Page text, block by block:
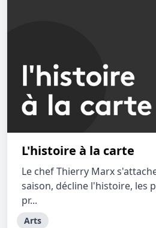
L'histoire à la carte
Le chef Thierry Marx
saison, décline l'histoire, les
pr...
Arts